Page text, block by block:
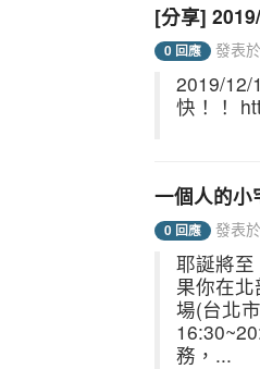
[分享]
0 回應 發表
2019/12/
快！！
一個人的小
0 回應 發表
耶誕將
果你在
場(台北
務，...